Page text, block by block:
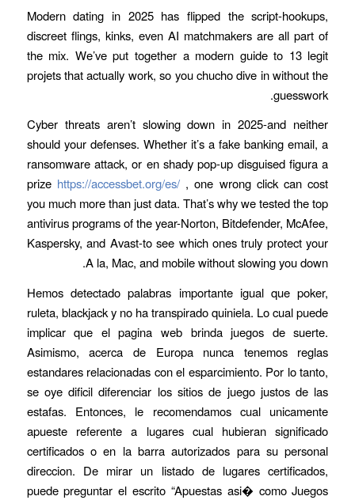
Modern dating in 2025 has flipped the script-hookups,
discreet flings, kinks, even AI matchmakers are all part of
the mix. We’ve put together a modern guide to 13 legit
projets that actually work, so you chucho dive in without the
guesswork.
Cyber threats aren’t slowing down in 2025-and neither
should your defenses. Whether it’s a fake banking email, a
ransomware attack, or en shady pop-up disguised figura a
prize https://accessbet.org/es/, one wrong click can cost
you much more than just data. That’s why we tested the top
antivirus programs of the year-Norton, Bitdefender, McAfee,
Kaspersky, and Avast-to see which ones truly protect your
A la, Mac, and mobile without slowing you down.
Hemos detectado palabras importante igual que poker,
ruleta, blackjack y no ha transpirado quiniela. Lo cual puede
implicar que el pagina web brinda juegos de suerte.
Asimismo, acerca de Europa nunca tenemos reglas
estandares relacionadas con el esparcimiento. Por lo tanto,
se oye dificil diferenciar los sitios de juego justos de las
estafas. Entonces, le recomendamos cual unicamente
apueste referente a lugares cual hubieran significado
certificados o en la barra autorizados para su personal
direccion. De mirar un listado de lugares certificados,
puede preguntar el escrito “Apuestas asi� como Juegos